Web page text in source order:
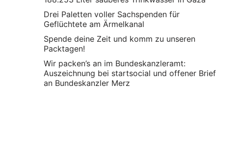
Drei Paletten voller Sachspenden für
Geflüchtete am Ärmelkanal
Spende deine Zeit und komm zu unseren
Packtagen!
Wir packen’s an im Bundeskanzleramt:
Auszeichnung bei startsocial und offener Brief
an Bundeskanzler Merz